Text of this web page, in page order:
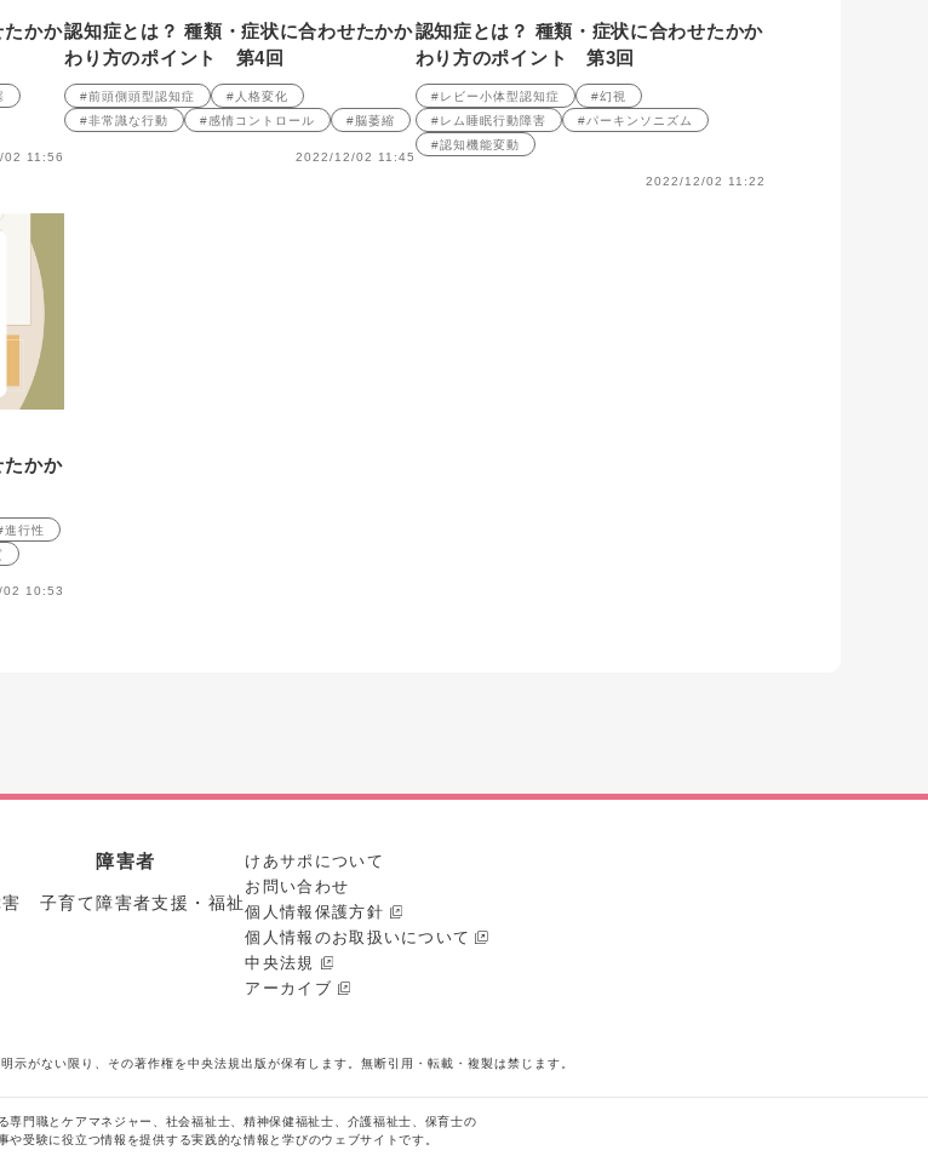
たかか
02 11:56
認知症とは？ 種類・症状に合わせたかか
わり方のポイント 第4回
#前頭側頭型認知症
#人格変化
#非常識な行動
#感情コントロール #脳萎縮
2022/12/02 11:45
認知症とは？ 種類・症状に合わせたかか
わり方のポイント 第3回
#レビー小体型認知症
#幻視
#レム睡眠行動障害
#パーキンソニズム
#認知機能変動
2022/12/02 11:22
たかか
進行性
10:53
害 子育て
障害者
障害者支援・福祉
けあサポについて
お問い合わせ
個人情報保護方針
個人情報のお取扱いについて
中央法規
アーカイブ
がない限り、その著作権を中央法規出版が保有します。無断引用・転載・複製は禁じます。
専門職とケアマネジャー、社会福祉士、精神保健福祉士、介護福祉士、保育士の
や受験に役立つ情報を提供する実践的な情報と学びのウェブサイトです。